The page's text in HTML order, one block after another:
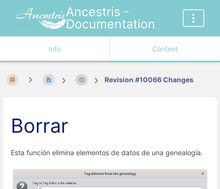
Ancestris -
Documentation
Info Content
Revision #10066 Changes
Borrar
Esta función elimina elementos de datos de una genealogía.